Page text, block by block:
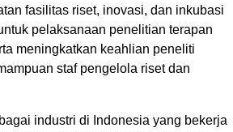
fasilitas riset, inovasi, dan inkubasi
pelaksanaan penelitian terapan
meningkatkan keahlian peneliti
staf pengelola riset dan
industri di Indonesia yang bekerja